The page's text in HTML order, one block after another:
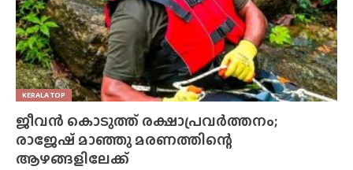
KERALA TOP
ജീവൻ കൊടുത്ത് രക്ഷാപ്രവർത്തനം;
രാജേഷ് മാഞ്ഞു മരണത്തിന്റെ
ആഴങ്ങളിലേക്ക്